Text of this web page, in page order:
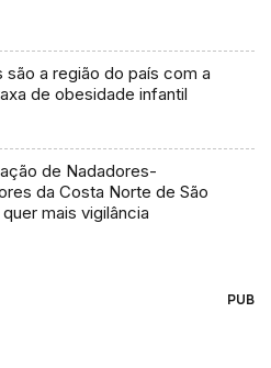
são a região do país com a
de obesidade infantil
de Nadadores-
da Costa Norte de São
mais vigilância
PUB